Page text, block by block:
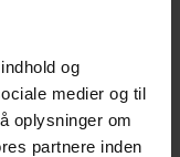
og
medier og til
oplysninger om
partnere inden
Download